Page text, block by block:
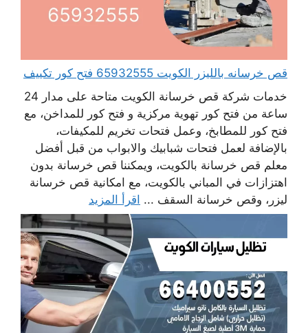
قص خرسانه بالليزر الكويت 65932555 فتح كور تكييف
خدمات شركة قص خرسانة الكويت متاحة على مدار 24
ساعة من فتح كور تهوية مركزية و فتح كور للمداخن، مع
فتح كور للمطابخ، وعمل فتحات تخريم للمكيفات،
بالإضافة لعمل فتحات شبابيك والابواب من قبل أفضل
معلم قص خرسانة بالكويت، ويمكننا قص خرسانة بدون
اهتزازات في المباني بالكويت، مع امكانية قص خرسانة
ليزر، وقص خرسانة السقف ... اقرأ المزيد